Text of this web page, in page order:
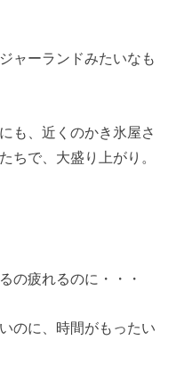
ャーランドみたいなも
も、近くのかき氷屋さ
ちで、大盛り上がり。
の疲れるのに・・・
のに、時間がもったい